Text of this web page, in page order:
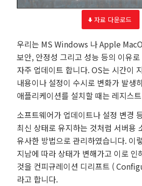
자료 다운로드
우리는 MS Windows 나 Apple
보안, 안정성 그리고 성능 등의 이유
자주 업데이트 합니다. OS는 시간이
내용이나 설정이 수시로 변화가 발생
애플리케이션를 설치할 때는 레지스
소프트웨어가 업데이트나 설정 변경
최신 상태로 유지하는 것처럼 서버용
유사한 방법으로 관리하였습니다. 이
지남에 따라 상태가 변해가고 이로 인
것을 컨피규레이션 디리프트 (
라고 합니다.